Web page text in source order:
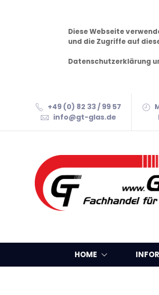
Diese Webseite
und die Zugriffe auf
Datenschutzerklärung
+49 (0) 82 33 / 99 57
info@gt-glas.de
HOME